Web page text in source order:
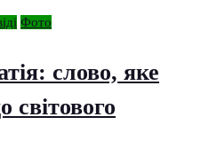
Фото
слово, яке
світового